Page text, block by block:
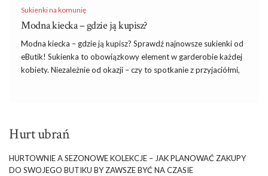
Sukienki na komunię
Modna kiecka – gdzie ją kupisz?
Modna kiecka – gdzie ją kupisz? Sprawdź najnowsze sukienki od
eButik! Sukienka to obowiązkowy element w garderobie każdej
kobiety. Niezależnie od okazji – czy to spotkanie z przyjaciółmi,
od eButik. Marka oferuje szeroki wybór krojów, wzorów i
dostępne w przystępnych cenach.
Hurt ubrań
HURTOWNIE A SEZONOWE KOLEKCJE – JAK PLANOWAĆ ZAKUPY
DO SWOJEGO BUTIKU BY ZAWSZE BYĆ NA CZASIE